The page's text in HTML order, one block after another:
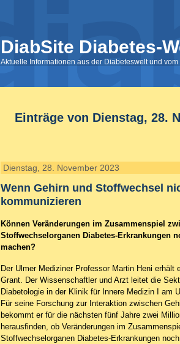
DiabSite Diabetes-
Aktuelle Informationen aus der Diabeteswelt und
Einträge von Dienstag, 28.
Dienstag, 28. November 2023
Wenn Gehirn und Stoffwechsel
kommunizieren
Können Veränderungen im Zusammenspiel
Stoffwechselorganen Diabetes-Erkrankungen
machen?
Der Ulmer Mediziner Professor Martin Heni erhält
Grant. Der Wissenschaftler und Arzt leitet die
Diabetologie in der Klinik für Innere Medizin I am
Für seine Forschung zur Interaktion zwischen
bekommt er für die nächsten fünf Jahre zwei
herausfinden, ob Veränderungen im
Stoffwechselorganen Diabetes-Erkrankungen